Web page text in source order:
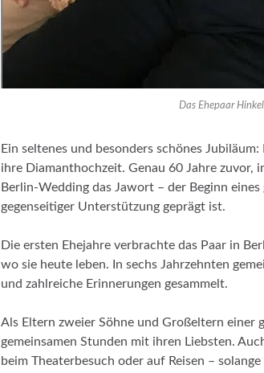
Das Ehepaar
Ein seltenes und besonders schönes
ihre Diamanthochzeit. Genau 60 Jahre zuvor,
Berlin-Wedding das Jawort – der Beginn
gegenseitiger Unterstützung geprägt ist.
Die ersten Ehejahre verbrachte das Paar in
wo sie heute leben. In sechs Jahrzehnten
und zahlreiche Erinnerungen gesammelt.
Als Eltern zweier Söhne und Großeltern einer
gemeinsamen Stunden mit ihren Liebsten.
beim Theaterbesuch oder auf Reisen –